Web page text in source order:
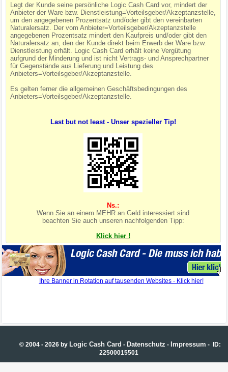
Legt der Kunde seine persönliche Logic Cash Card vor, mindert der
Anbieter der Ware bzw. Dienstleistung=Vorteilsgeber/Akzeptanzstelle,
um den angegebenen Prozentsatz und/oder gibt den vereinbarten
Naturalersatz. Der vom Anbieter=Vorteilsgeber/Akzeptanzstelle
angegebenen Prozentsatz mindert den Kaufpreis und/oder gibt den
Naturalersatz an, den der Kunde direkt beim Erwerb der Ware bzw.
Dienstleistung erhält. Logic Cash Card erhält keine Vergütung
aufgrund der Minderung und ist nicht Vertrags- und Ansprechpartner
für Gegenstände aus Lieferung und Leistung des
Anbieters=Vorteilsgeber/Akzeptanzstelle.
Es gelten ferner die allgemeinen Geschäftsbedingungen des
Anbieters=Vorteilsgeber/Akzeptanzstelle.
Last but not least - Unser spezieller Tip!
Ns.:
Wenn Sie an einem MEHR an Geld interessiert sind
beachten Sie auch unseren nachfolgenden Tipp:
Klick hier !
© 2004 - 2026 by Logic Cash Card - Datenschutz - Impressum - ID:
22500015501